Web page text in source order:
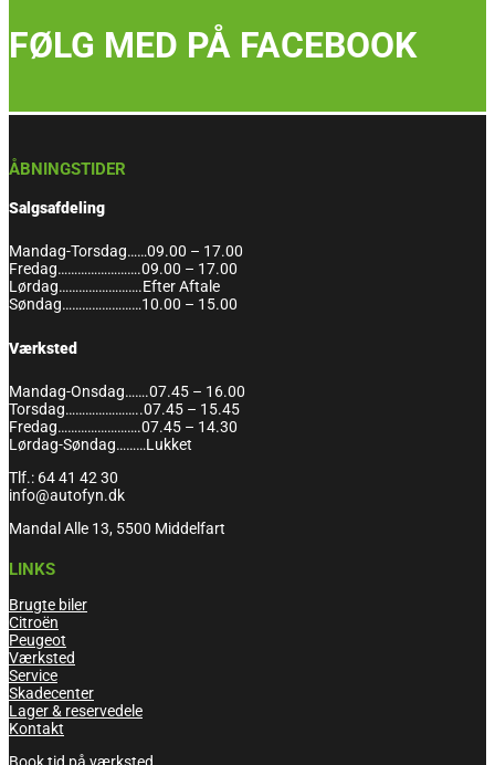
FØLG MED PÅ FACEBOOK
ÅBNINGSTIDER
Salgsafdeling
Mandag-Torsdag……09.00 – 17.00
Fredag…………………….09.00 – 17.00
Lørdag…………………….Efter Aftale
Søndag……………………10.00 – 15.00
Værksted
Mandag-Onsdag…….07.45 – 16.00
Torsdag…………………..07.45 – 15.45
Fredag…………………….07.45 – 14.30
Lørdag-Søndag………Lukket
Tlf.: 64 41 42 30
info@autofyn.dk
Mandal Alle 13, 5500 Middelfart
LINKS
Brugte biler
Citroën
Peugeot
Værksted
Service
Skadecenter
Lager & reservedele
Kontakt